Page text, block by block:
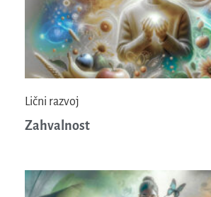
Lični razvoj
Zahvalnost